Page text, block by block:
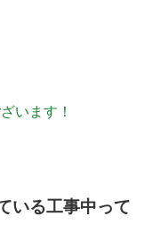
います！
いる工事中って